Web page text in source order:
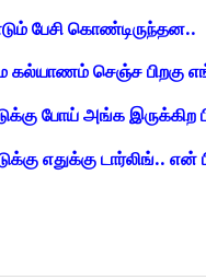
பேசி கொண்டிருந்தன..
கல்யாணம் செஞ்ச பிறகு
போய் அங்க இருக்கிற
எதுக்கு டார்லிங்..